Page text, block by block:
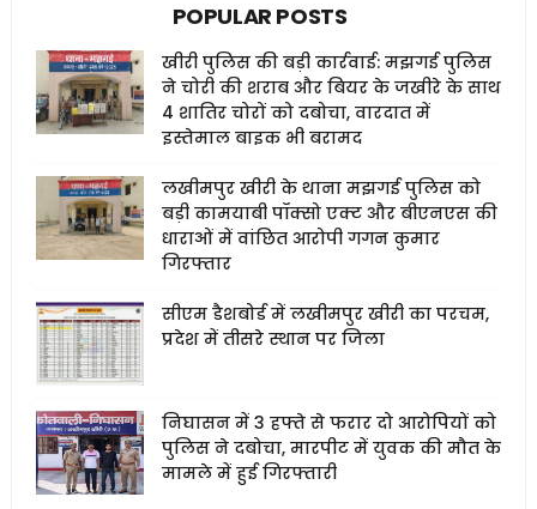
POPULAR POSTS
खीरी पुलिस की बड़ी कार्रवाई: मझगई पुलिस
ने चोरी की शराब और बियर के जखीरे के साथ
4 शातिर चोरों को दबोचा, वारदात में
इस्तेमाल बाइक भी बरामद
लखीमपुर खीरी के थाना मझगई पुलिस को
बड़ी कामयाबी पॉक्सो एक्ट और बीएनएस की
धाराओं में वांछित आरोपी गगन कुमार
गिरफ्तार
सीएम डैशबोर्ड में लखीमपुर खीरी का परचम,
प्रदेश में तीसरे स्थान पर जिला
निघासन में 3 हफ्ते से फरार दो आरोपियों को
पुलिस ने दबोचा, मारपीट में युवक की मौत के
मामले में हुई गिरफ्तारी